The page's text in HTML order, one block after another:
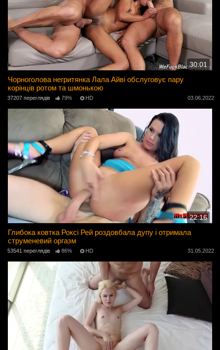
30:01
Чорноголова негритянка Лала Айві обслуговує пару
корінців ротом та шмонькою
37207 переглядів 79% HD 03.06.2022
22:16
Глибока ковтка Роксі Рей роздовбала дупу і отримала
струменевий оргазм
53541 переглядів 86% HD 31.05.2022